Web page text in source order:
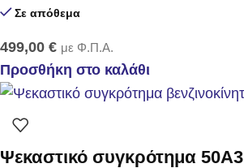
Σε απόθεμα
499,00 € με Φ.Π.Α.
Προσθήκη στο καλάθι
Ψεκαστικό συγκρότημα 50Α3